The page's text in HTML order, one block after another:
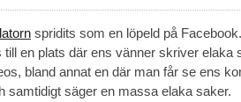
spridits som en löpeld på
en plats där ens vänner skriver elaka
bland annat en där man får se ens
samtidigt säger en massa elaka saker.